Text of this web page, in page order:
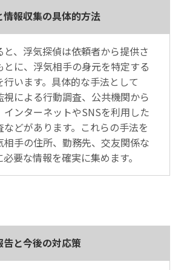
情報収集の具体的方法
と、浮気探偵は依頼者から提供さ
とに、浮気相手の身元を特定する
行います。具体的な手法として
視による行動調査、公共機関から
インターネットやSNSを利用した
などがあります。これらの手法を
相手の住所、勤務先、交友関係な
要な情報を確実に集めます。
告と今後の対応策